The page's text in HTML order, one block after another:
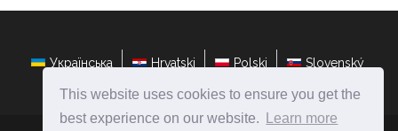
This website uses cookies to ensure you get the
best experience on our website.
Learn more
Українська Hrvatski Polski Slovenský